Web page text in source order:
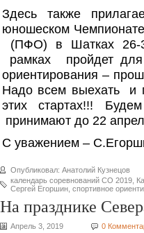
Здесь также
юношеском Чемпионате
(ПФО) в Шатках
рамках пройдет
ориентирования –
Надо всем выехать и
этих стартах!!!
принимают до 22
С уважением –
Опубликовал: Анатолий Кузнецов
календарь соревнований СО 2019
Сергей Егоршин спортивное
На празднике
Апрель 3, 2019 0